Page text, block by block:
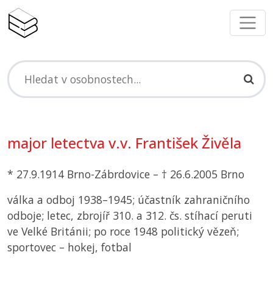
major letectva v.v. František Živěla
* 27.9.1914 Brno-Zábrdovice – † 26.6.2005 Brno
válka a odboj 1938–1945; účastník zahraničního
odboje; letec, zbrojíř 310. a 312. čs. stíhací peruti
ve Velké Británii; po roce 1948 politický vězeň;
sportovec – hokej, fotbal